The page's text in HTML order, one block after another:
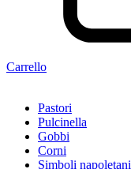
Carrello
Pastori
Pulcinella
Gobbi
Corni
Simboli napoletani